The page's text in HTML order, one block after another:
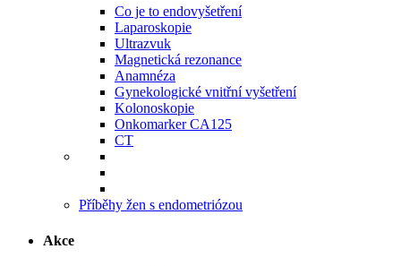
Co je to endovyšetření
Laparoskopie
Ultrazvuk
Magnetická rezonance
Anamnéza
Gynekologické vnitřní vyšetření
Kolonoskopie
Onkomarker CA125
CT
Příběhy žen s endometriózou
Akce